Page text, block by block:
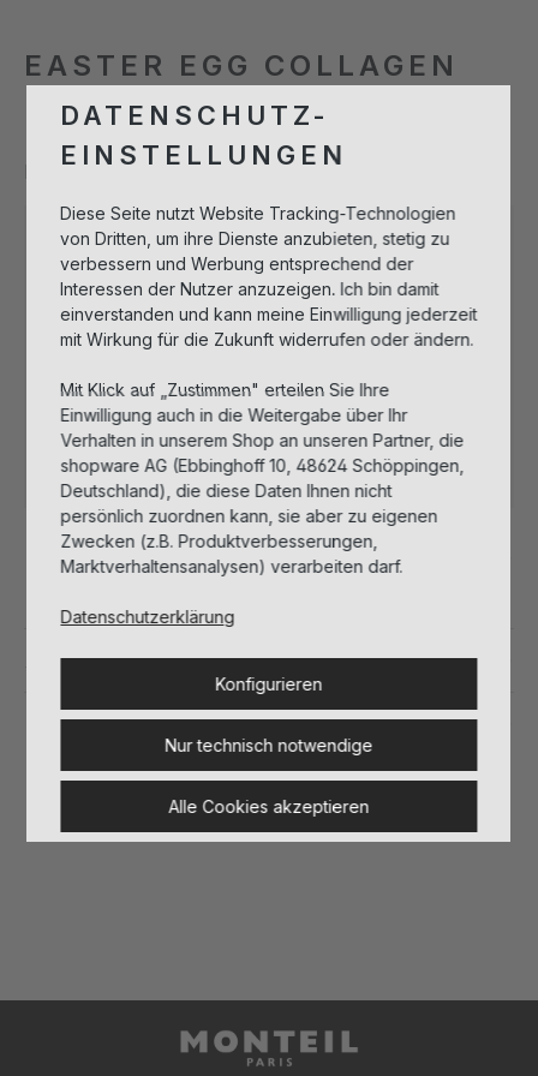
EASTER EGG COLLAGEN
BOOST SERUM
Produktnummer: 251341
Bitte melden Sie sich an, um Artikel in
den Warenkorb legen zu können.
Nicht mehr verfügbar
Beschreibung
Anwendung
Inhaltsstoffe
DATENSCHUTZ-
EINSTELLUNGEN
Diese Seite nutzt Website Tracking-Technologien
von Dritten, um ihre Dienste anzubieten, stetig zu
verbessern und Werbung entsprechend der
Interessen der Nutzer anzuzeigen. Ich bin damit
einverstanden und kann meine Einwilligung jederzeit
mit Wirkung für die Zukunft widerrufen oder ändern.
Mit Klick auf „Zustimmen" erteilen Sie Ihre
Einwilligung auch in die Weitergabe über Ihr
Verhalten in unserem Shop an unseren Partner, die
shopware AG (Ebbinghoff 10, 48624 Schöppingen,
Deutschland), die diese Daten Ihnen nicht
persönlich zuordnen kann, sie aber zu eigenen
Zwecken (z.B. Produktverbesserungen,
Marktverhaltensanalysen) verarbeiten darf.
Datenschutzerklärung
Konfigurieren
Nur technisch notwendige
Alle Cookies akzeptieren